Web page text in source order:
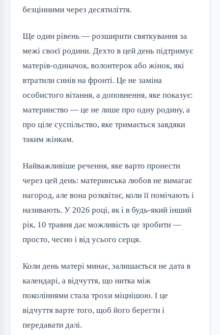
безцінними через десятиліття.
Ще один рівень — розширити святкування за
межі своєї родини. Дехто в цей день підтримує
матерів-одиначок, волонтерок або жінок, які
втратили синів на фронті. Це не заміна
особистого вітання, а доповнення, яке показує:
материнство — це не лише про одну родину, а
про ціле суспільство, яке тримається завдяки
таким жінкам.
Найважливіше речення, яке варто пронести
через цей день: материнська любов не вимагає
нагород, але вона розквітає, коли її помічають і
називають. У 2026 році, як і в будь-який інший
рік, 10 травня дає можливість це зробити —
просто, чесно і від усього серця.
Коли день матері минає, залишається не дата в
календарі, а відчуття, що нитка між
поколіннями стала трохи міцнішою. І це
відчуття варте того, щоб його берегти і
передавати далі.